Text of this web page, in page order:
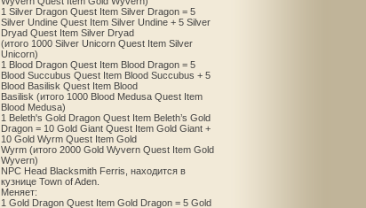
1 Silver Dragon Quest Item Silver Dragon = 5
Silver Undine Quest Item Silver Undine + 5 Silver
Dryad Quest Item Silver Dryad
(итого 1000 Silver Unicorn Quest Item Silver
Unicorn)
1 Blood Dragon Quest Item Blood Dragon = 5
Blood Succubus Quest Item Blood Succubus + 5
Blood Basilisk Quest Item Blood
Basilisk (итого 1000 Blood Medusa Quest Item
Blood Medusa)
1 Beleth's Gold Dragon Quest Item Beleth’s Gold
Dragon = 10 Gold Giant Quest Item Gold Giant +
10 Gold Wyrm Quest Item Gold
Wyrm (итого 2000 Gold Wyvern Quest Item Gold
Wyvern)
NPC Head Blacksmith Ferris, находится в
кузнице Town of Aden.
Меняет:
1 Gold Dragon Quest Item Gold Dragon = 5 Gold